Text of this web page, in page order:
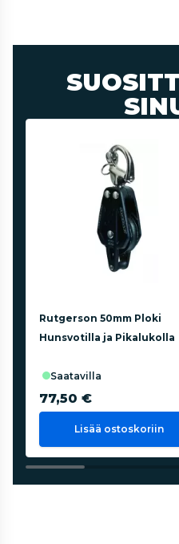
Rutgerson 50mm Ploki
Hunsvotilla ja Pikalukolla
saatavilla
77,50 €
Lisää ostoskoriin